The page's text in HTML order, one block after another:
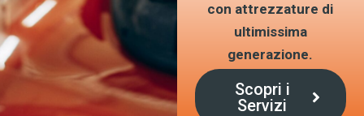
con attrezzature di
ultimissima
generazione.
Scopri i
Servizi